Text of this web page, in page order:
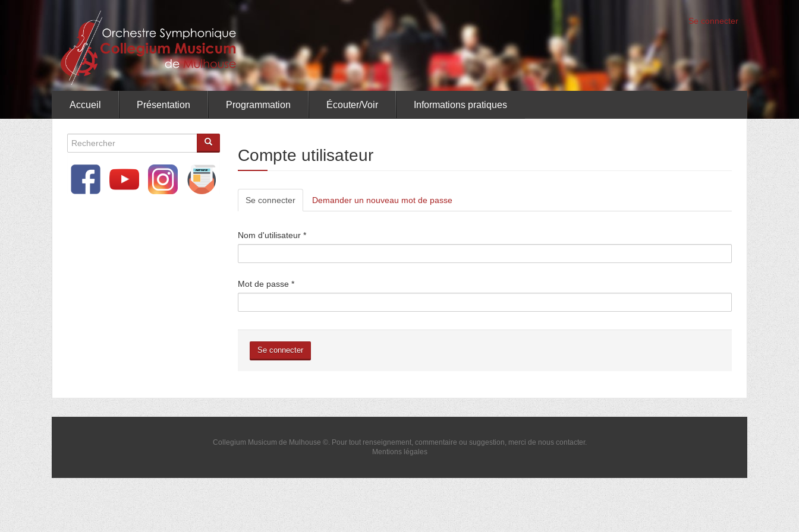
Se connecter
Accueil Présentation Programmation Écouter/Voir Informations pratiques
Formulaire
de
recherche
Compte utilisateur
Onglets
Se connecter (onglet
actif)
Demander un nouveau mot de passe
Nom d'utilisateur *
Mot de passe *
Se connecter
Collegium Musicum de Mulhouse ©. Pour tout renseignement, commentaire ou suggestion, merci de nous contacter.
Mentions légales